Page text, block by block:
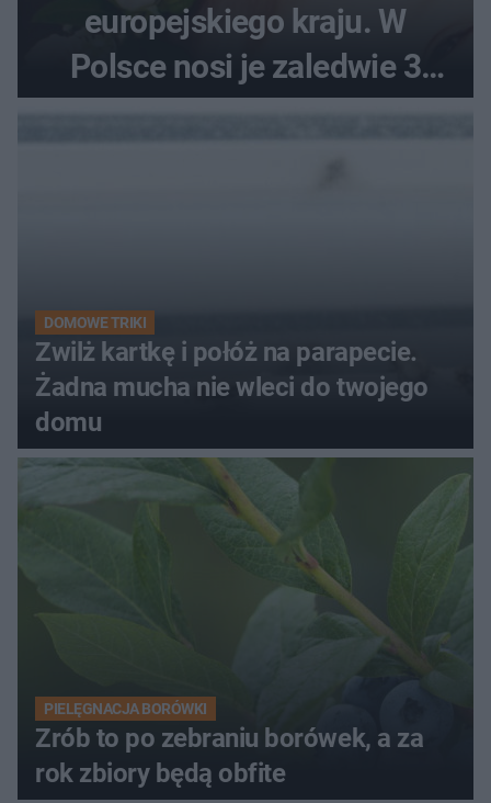
europejskiego kraju. W
Polsce nosi je zaledwie 3
kobiety
DOMOWE TRIKI
Zwilż kartkę i połóż na parapecie.
Żadna mucha nie wleci do twojego
domu
PIELĘGNACJA BORÓWKI
Zrób to po zebraniu borówek, a za
rok zbiory będą obfite